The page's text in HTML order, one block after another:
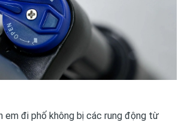
em đi phố không bị các rung động từ